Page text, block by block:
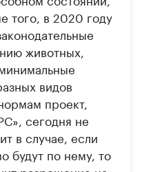
того, в 2020 году
животных,
видов
проект,
сегодня не
в случае, если
будут по нему, то